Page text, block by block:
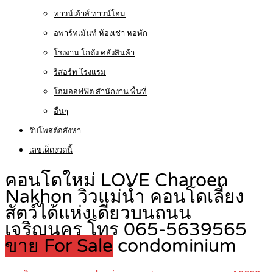
ทาวน์เฮ้าส์ ทาวน์โฮม
อพาร์ทเม้นท์ ห้องเช่า หอพัก
โรงงาน โกดัง คลังสินค้า
รีสอร์ท โรงแรม
โฮมออฟฟิต สำนักงาน พื้นที่
อื่นๆ
รับโพสต์อสังหา
เลขเด็ดงวดนี้
คอนโดใหม่ LOVE Charoen
Nakhon วิวแม่น้ำ คอนโดเลี้ยง
สัตว์ได้แห่งเดียวบนถนน
เจริญนคร โทร 065-5639565
ขาย For Sale condominium